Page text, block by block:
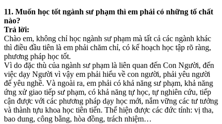
11. Muốn học tốt ngành sư phạm thì em phải có những tố chất
nào?
Trả lời:
Chào em, không chỉ học ngành sư phạm mà tất cả các ngành khác
thì điều đầu tiên là em phải chăm chỉ, có kế hoạch học tập rõ ràng,
phương pháp học tốt.
Vì do đặc thù của ngành sư phạm là liên quan đến Con Người, đến
việc dạy Người vì vậy em phải hiểu về con người, phải yêu người
để yêu nghề. Và ngoài ra, em phải có khả năng sư phạm, khả năng
ứng xử giao tiếp sư phạm, có khả năng tự học, tự nghiên cứu, tiếp
cận được với các phương pháp dạy học mới, nắm vững các tư tưởng
và thành tựu khoa học tiên tiến. Thể hiện được các đức tính: vị tha,
bao dung, công bằng, hòa đồng, trách nhiệm…